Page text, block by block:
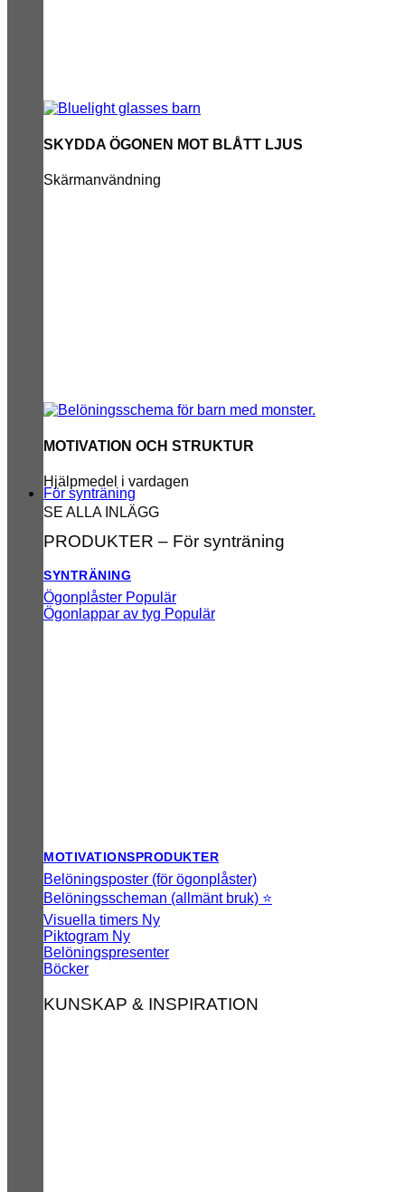
SKYDDA ÖGONEN MOT BLÅTT LJUS
Skärmanvändning
MOTIVATION OCH STRUKTUR
Hjälpmedel i vardagen
SE ALLA INLÄGG
För synträning
PRODUKTER – För synträning
SYNTRÄNING
Ögonplåster
Ögonlappar av tyg
MOTIVATIONSPRODUKTER
Belöningsposter (för ögonplåster)
Belöningsscheman (allmänt bruk) ⭐
Visuella timers
Piktogram
Belöningspresenter
Böcker
KUNSKAP & INSPIRATION